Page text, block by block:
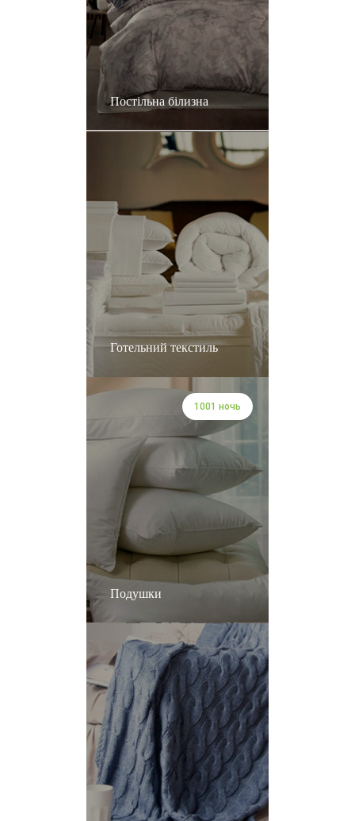
Постільна білизна
Готельний текстиль
Подушки
1001 ночь